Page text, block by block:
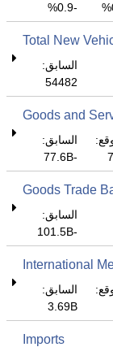
-0.9%
Total New
السابق:
54482
Goods and
السابق:
-77.6B
Goods Trade
السابق:
-101.5B
International
السابق:
3.69B
Imports